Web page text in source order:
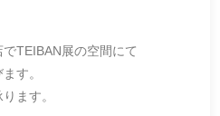
TEIBAN展の空間にて
す。
ます。